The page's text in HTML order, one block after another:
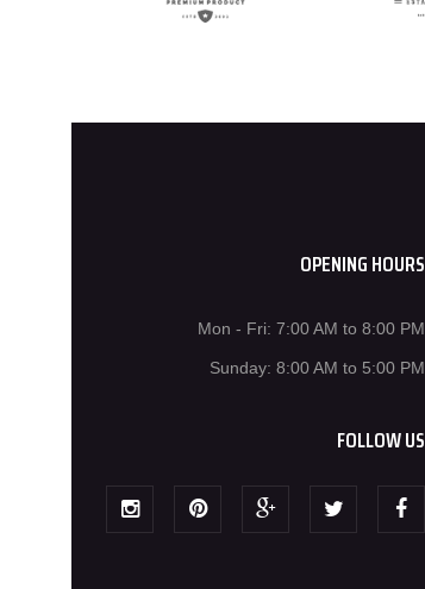
OPENING HOURS
Mon - Fri: 7:00 AM to 8:00 PM
Sunday: 8:00 AM to 5:00 PM
FOLLOW US